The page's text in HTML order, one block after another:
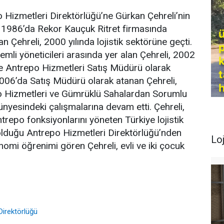
Direktörlüğü’ne Gürkan Çehreli’nin
Rekor Kauçuk Ritret firmasında
Çehreli, 2000 yılında lojistik sektörüne geçti.
yöneticileri arasında yer alan Çehreli, 2002
Antrepo Hizmetleri Satış Müdürü olarak
Satış Müdürü olarak atanan Çehreli,
Hizmetleri ve Gümrüklü Sahalardan Sorumlu
çalışmalarına devam etti. Çehreli,
fonksiyonlarını yöneten Türkiye lojistik
Antrepo Hizmetleri Direktörlüğü’nden
öğrenimi gören Çehreli, evli ve iki çocuk